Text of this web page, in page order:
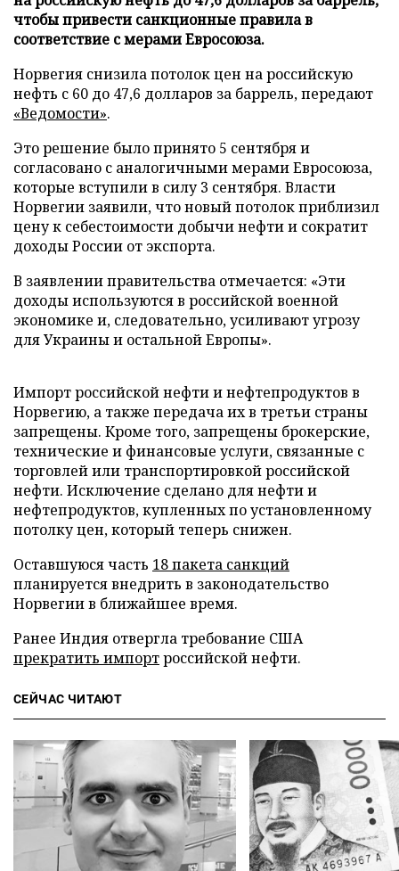
чтобы привести санкционные правила в
соответствие с мерами Евросоюза.
Норвегия снизила потолок цен на российскую
нефть с 60 до 47,6 долларов за баррель, передают
«Ведомости».
Это решение было принято 5 сентября и
согласовано с аналогичными мерами Евросоюза,
которые вступили в силу 3 сентября. Власти
Норвегии заявили, что новый потолок приблизил
цену к себестоимости добычи нефти и сократит
доходы России от экспорта.
В заявлении правительства отмечается: «Эти
доходы используются в российской военной
экономике и, следовательно, усиливают угрозу
для Украины и остальной Европы».
Импорт российской нефти и нефтепродуктов в
Норвегию, а также передача их в третьи страны
запрещены. Кроме того, запрещены брокерские,
технические и финансовые услуги, связанные с
торговлей или транспортировкой российской
нефти. Исключение сделано для нефти и
нефтепродуктов, купленных по установленному
потолку цен, который теперь снижен.
Оставшуюся часть 18 пакета санкций
планируется внедрить в законодательство
Норвегии в ближайшее время.
Ранее Индия отвергла требование США
прекратить импортроссийской нефти.
СЕЙЧАС ЧИТАЮТ